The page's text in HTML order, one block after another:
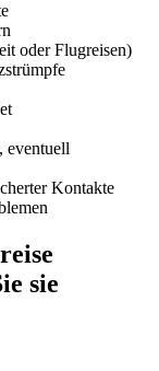
oder Flugreisen)
eventuell
Kontakte
sie